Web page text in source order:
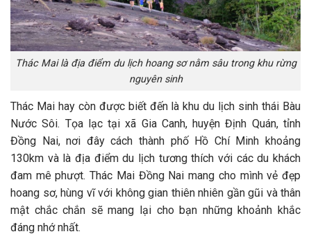
Thác Mai là địa điểm du lịch hoang sơ nằm sâu trong khu rừng
nguyên sinh
Thác Mai hay còn được biết đến là khu du lịch sinh thái Bàu
Nước Sôi. Tọa lạc tại xã Gia Canh, huyện Định Quán, tỉnh
Đồng Nai, nơi đây cách thành phố Hồ Chí Minh khoảng
130km và là địa điểm du lịch tương thích với các du khách
đam mê phượt. Thác Mai Đồng Nai mang cho mình vẻ đẹp
hoang sơ, hùng vĩ với không gian thiên nhiên gần gũi và thân
mật chắc chắn sẽ mang lại cho bạn những khoảnh khắc
đáng nhớ nhất.